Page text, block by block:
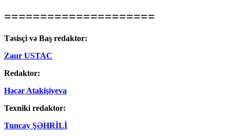
=====================
Təsisçi və Baş redaktor:
Zaur USTAC
Redaktor:
Həcər Atakişiyeva
Texniki redaktor:
Tuncay ŞƏHRİLİ